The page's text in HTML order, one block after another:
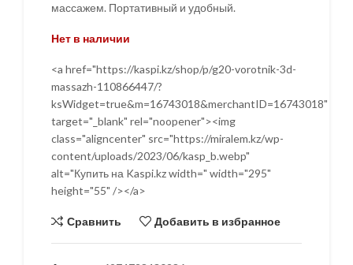
массажем. Портативный и удобный.
Нет в наличии
<a href="https://kaspi.kz/shop/p/g20-vorotnik-3d-
massazh-110866447/?
ksWidget=true&m=16743018&merchantID=16743018"
target="_blank" rel="noopener"><img
class="aligncenter" src="https://miralem.kz/wp-
content/uploads/2023/06/kasp_b.webp"
alt="Купить на Kaspi.kz width=" width="295"
height="55" /></a>
Сравнить Добавить в избранное